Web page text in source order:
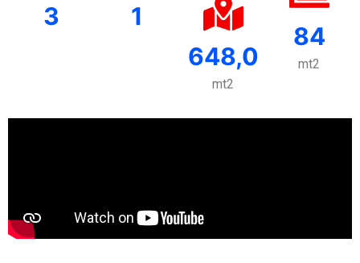
3 1
648,0
mt2
84
mt2